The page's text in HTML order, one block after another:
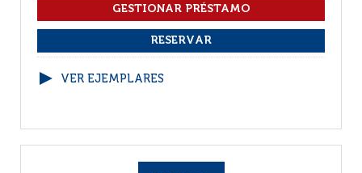
VER EJEMPLARES